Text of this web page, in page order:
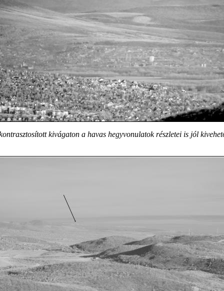
kivágaton a havas hegyvonulatok részletei is jól